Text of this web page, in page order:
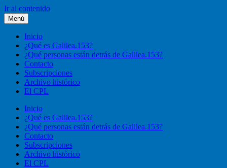
Ir al contenido
Galilea.153
Liturgia, pastoral, vida cristiana
Menú
Inicio
¿Qué es Galilea.153?
¿Qué personas están detrás de Galilea.153?
Contacto
Subscripciones
Archivo histórico
El CPL
Inicio
¿Qué es Galilea.153?
¿Qué personas están detrás de Galilea.153?
Contacto
Subscripciones
Archivo histórico
El CPL